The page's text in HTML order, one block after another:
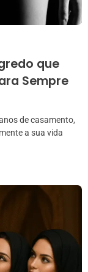
que
Sempre
de casamento,
a sua vida